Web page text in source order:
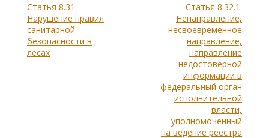
Статья 8.31.
Нарушение правил
санитарной
безопасности в
лесах
Статья 8.32.1.
Ненаправление,
несвоевременное
направление,
направление
недостоверной
информации в
федеральный орган
исполнительной
власти,
уполномоченный
на ведение реестра